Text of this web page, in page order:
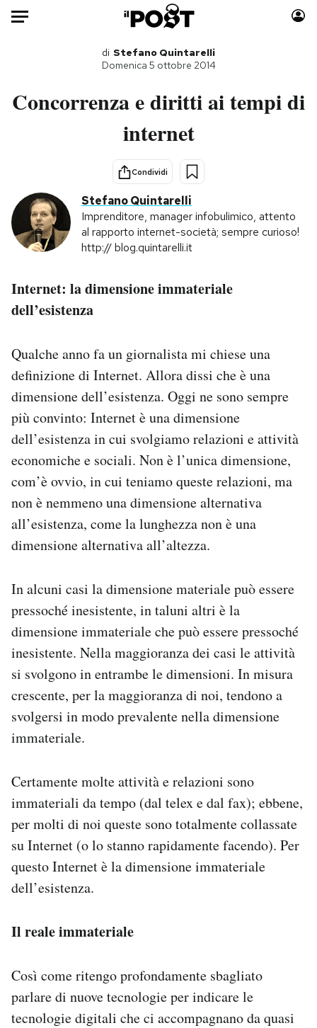
Auto
Internet
Scienza
Cultura
Sport
Libri
Consumismi
Storie/Idee
Ok Boomer!
Media
Europa
Mondiali calcio 2026
NEWSLETTER
I MIEI PREFERITI
SHOP
CALENDARIO
Area Personale
Newsletter
Notifiche mobile
Hai bisogno di aiuto?
Esci
di Stefano Quintarelli
Domenica 5 ottobre 2014
Concorrenza e diritti ai tempi di
internet
Condividi
Stefano Quintarelli
Imprenditore, manager infobulimico, attento
al rapporto internet-società; sempre curioso!
http:// blog.quintarelli.it
Internet: la dimensione immateriale
dell’esistenza
Qualche anno fa un giornalista mi chiese una
definizione di Internet. Allora dissi che è una
dimensione dell’esistenza. Oggi ne sono sempre
più convinto: Internet è una dimensione
dell’esistenza in cui svolgiamo relazioni e attività
economiche e sociali. Non è l’unica dimensione,
com’è ovvio, in cui teniamo queste relazioni, ma
non è nemmeno una dimensione alternativa
all’esistenza, come la lunghezza non è una
dimensione alternativa all’altezza.
In alcuni casi la dimensione materiale può essere
pressoché inesistente, in taluni altri è la
dimensione immateriale che può essere pressoché
inesistente. Nella maggioranza dei casi le attività
si svolgono in entrambe le dimensioni. In misura
crescente, per la maggioranza di noi, tendono a
svolgersi in modo prevalente nella dimensione
immateriale.
Certamente molte attività e relazioni sono
immateriali da tempo (dal telex e dal fax); ebbene,
per molti di noi queste sono totalmente collassate
su Internet (o lo stanno rapidamente facendo). Per
questo Internet è la dimensione immateriale
dell’esistenza.
Il reale immateriale
Così come ritengo profondamente sbagliato
parlare di nuove tecnologie per indicare le
tecnologie digitali che ci accompagnano da quasi